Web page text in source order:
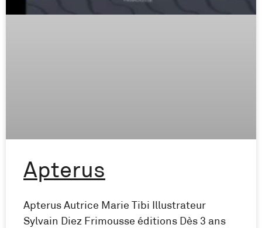
Apterus
Apterus Autrice Marie Tibi Illustrateur
Sylvain Diez Frimousse éditions Dès 3 ans